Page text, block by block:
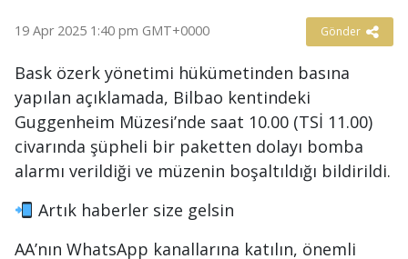
19 Apr 2025 1:40 pm GMT+0000 Gönder
Bask özerk yönetimi hükümetinden basına
yapılan açıklamada, Bilbao kentindeki
Guggenheim Müzesi’nde saat 10.00 (TSİ 11.00)
civarında şüpheli bir paketten dolayı bomba
alarmı verildiği ve müzenin boşaltıldığı bildirildi.
Artık haberler size gelsin
AA’nın WhatsApp kanallarına katılın, önemli